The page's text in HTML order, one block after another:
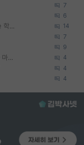
7
6
우리나라도 학구 열풍보면 Higher Doctorate 학위가 필요하다고 봅니다. 14
7
9
카이스트 교수님들 중에서도 연구실 홈페이지를 마련 안 하신 분들이 계시던데 4
4
4